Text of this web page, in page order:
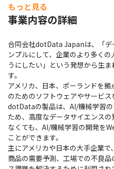
もっと見る
事業内容の詳細
合同会社dotData Japanは、「デ
ンプルにして、企業のより多く
うにしたい」という発想から生
す。
アメリカ、日本、ポーランドを
のためのソフトウェアやサービス
dotDataの製品は、AI/機械学習
ため、高度なデータサイエンス
なくても、AI/機械学習の開発を
ことができます。
主にアメリカや日本の大手企業で
商品の需要予測、工場での不良